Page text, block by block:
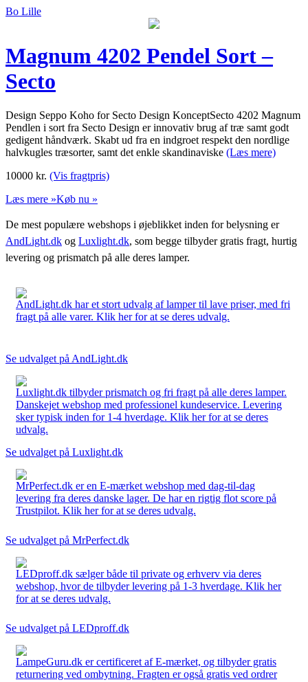
Bo Lille
Magnum 4202 Pendel Sort –
Secto
Design Seppo Koho for Secto Design KonceptSecto 4202 Magnum
Pendlen i sort fra Secto Design er innovativ brug af træ samt godt
gedigent håndværk. Skabt ud fra en indgroet respekt den nordlige
halvkugles træsorter, samt det enkle skandinaviske (Læs mere)
10000 kr. (Vis fragtpris)
Læs mere »Køb nu »
De mest populære webshops i øjeblikket inden for belysning er
AndLight.dk og Luxlight.dk, som begge tilbyder gratis fragt, hurtig
levering og prismatch på alle deres lamper.
AndLight.dk har et stort udvalg af lamper til lave priser, med fri
fragt på alle varer. Klik her for at se deres udvalg.
Se udvalget på AndLight.dk
Luxlight.dk tilbyder prismatch og fri fragt på alle deres lamper.
Danskejet webshop med professionel kundeservice. Levering
sker typisk inden for 1-4 hverdage. Klik her for at se deres
udvalg.
Se udvalget på Luxlight.dk
MrPerfect.dk er en E-mærket webshop med dag-til-dag
levering fra deres danske lager. De har en rigtig flot score på
Trustpilot. Klik her for at se deres udvalg.
Se udvalget på MrPerfect.dk
LEDproff.dk sælger både til private og erhverv via deres
webshop, hvor de tilbyder levering på 1-3 hverdage. Klik her
for at se deres udvalg.
Se udvalget på LEDproff.dk
LampeGuru.dk er certificeret af E-mærket, og tilbyder gratis
returnering ved ombytning. Fragten er også gratis ved ordrer